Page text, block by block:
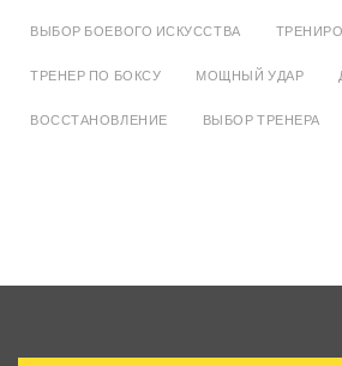
ВЫБОР БОЕВОГО ИСКУССТВА
ТРЕНЕР ПО БОКСУ МОЩНЫЙ УДАР
ВОССТАНОВЛЕНИЕ ВЫБОР ТРЕНЕРА